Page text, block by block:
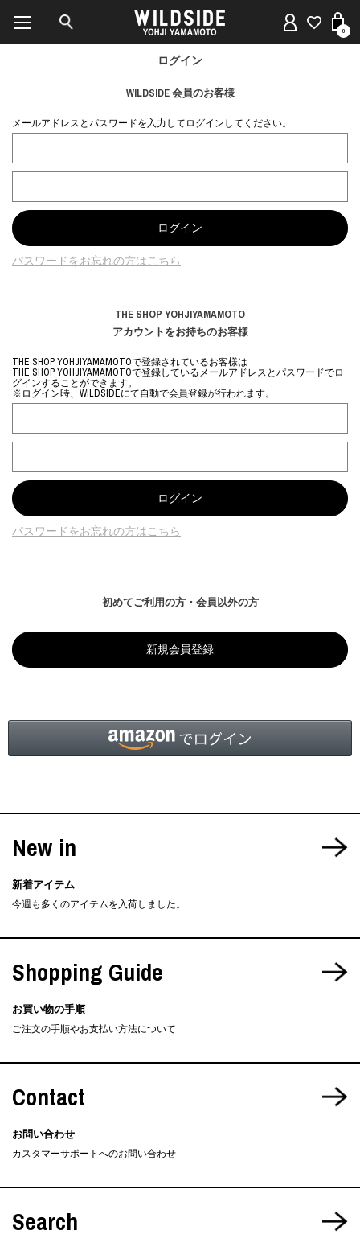
0
ログイン
WILDSIDE 会員のお客様
メールアドレスとパスワードを入力してログインしてください。
パスワードをお忘れの方はこちら
THE SHOP YOHJIYAMAMOTO
アカウントをお持ちのお客様
THE SHOP YOHJIYAMAMOTOで登録されているお客様は
THE SHOP YOHJIYAMAMOTOで登録しているメールアドレスとパスワードでロ
グインすることができます。
※ログイン時、WILDSIDEにて自動で会員登録が行われます。
パスワードをお忘れの方はこちら
初めてご利用の方・会員以外の方
New in
新着アイテム
今週も多くのアイテムを入荷しました。
Shopping Guide
お買い物の手順
ご注文の手順やお支払い方法について
Contact
お問い合わせ
カスタマーサポートへのお問い合わせ
Search